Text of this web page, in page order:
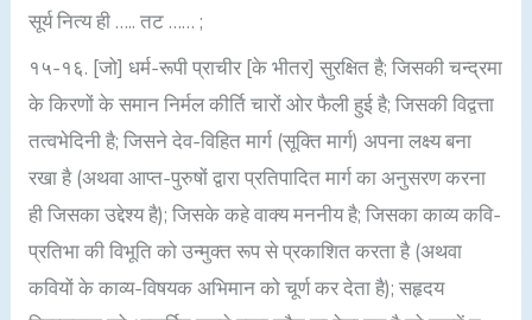
सूर्य नित्य ही ….. तट …… ;
१५-१६. [जो] धर्म-रूपी प्राचीर [के भीतर] सुरक्षित है; जिसकी चन्द्रमा
के किरणों के समान निर्मल कीर्ति चारों ओर फैली हुई है; जिसकी विद्वत्ता
तत्वभेदिनी है; जिसने देव-विहित मार्ग (सूक्ति मार्ग) अपना लक्ष्य बना
रखा है (अथवा आप्त-पुरुषों द्वारा प्रतिपादित मार्ग का अनुसरण करना
ही जिसका उद्देश्य है); जिसके कहे वाक्य मननीय है; जिसका काव्य कवि-
प्रतिभा की विभूति को उन्मुक्त रूप से प्रकाशित करता है (अथवा
कवियों के काव्य-विषयक अभिमान को चूर्ण कर देता है); सहृदय